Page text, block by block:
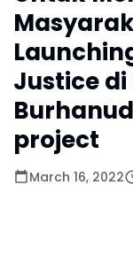
Justice di
project
March 16, 2022